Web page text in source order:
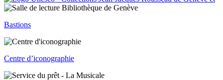
Bastions
Centre d’iconographie